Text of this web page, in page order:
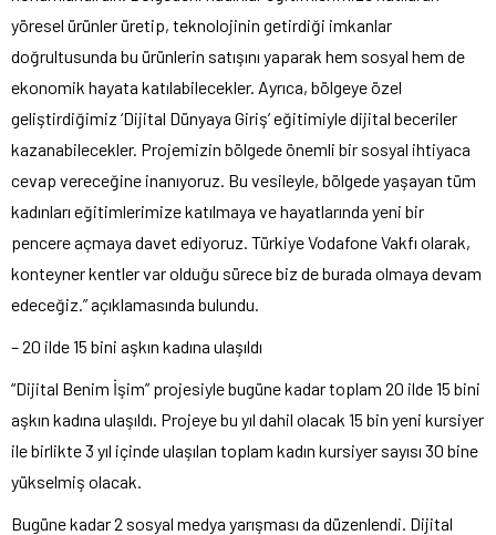
yöresel ürünler üretip, teknolojinin getirdiği imkanlar
doğrultusunda bu ürünlerin satışını yaparak hem sosyal hem de
ekonomik hayata katılabilecekler. Ayrıca, bölgeye özel
geliştirdiğimiz ‘Dijital Dünyaya Giriş’ eğitimiyle dijital beceriler
kazanabilecekler. Projemizin bölgede önemli bir sosyal ihtiyaca
cevap vereceğine inanıyoruz. Bu vesileyle, bölgede yaşayan tüm
kadınları eğitimlerimize katılmaya ve hayatlarında yeni bir
pencere açmaya davet ediyoruz. Türkiye Vodafone Vakfı olarak,
konteyner kentler var olduğu sürece biz de burada olmaya devam
edeceğiz.” açıklamasında bulundu.
– 20 ilde 15 bini aşkın kadına ulaşıldı
“Dijital Benim İşim” projesiyle bugüne kadar toplam 20 ilde 15 bini
aşkın kadına ulaşıldı. Projeye bu yıl dahil olacak 15 bin yeni kursiyer
ile birlikte 3 yıl içinde ulaşılan toplam kadın kursiyer sayısı 30 bine
yükselmiş olacak.
Bugüne kadar 2 sosyal medya yarışması da düzenlendi. Dijital